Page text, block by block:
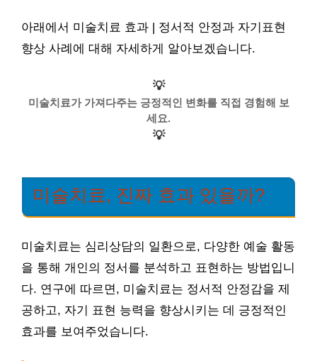
아래에서 미술치료 효과 | 정서적 안정과 자기표현
향상 사례에 대해 자세하게 알아보겠습니다.
💡
미술치료가 가져다주는 긍정적인 변화를 직접 경험해 보
세요.
💡
미술치료, 진짜 효과 있을까?
미술치료는 심리상담의 일환으로, 다양한 예술 활동
을 통해 개인의 정서를 분석하고 표현하는 방법입니
다. 연구에 따르면, 미술치료는 정서적 안정감을 제
공하고, 자기 표현 능력을 향상시키는 데 긍정적인
효과를 보여주었습니다.